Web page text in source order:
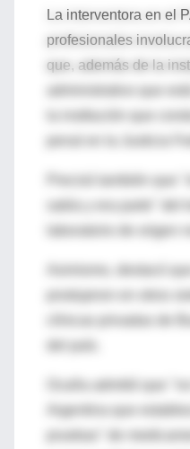
La interventora en el
profesionales
que, además de la
laboratorio de origen
Ocaña admitió que
Argentina que